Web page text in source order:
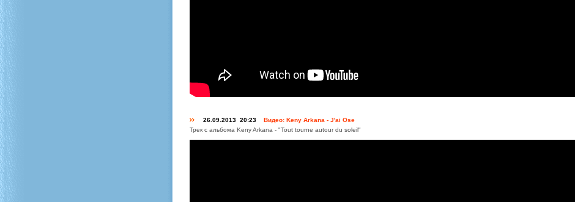
26.09.2013 20:23 Видео: Keny Arkana - J'ai Ose
Трек с альбома Keny Arkana - "Tout tourne autour du soleil"